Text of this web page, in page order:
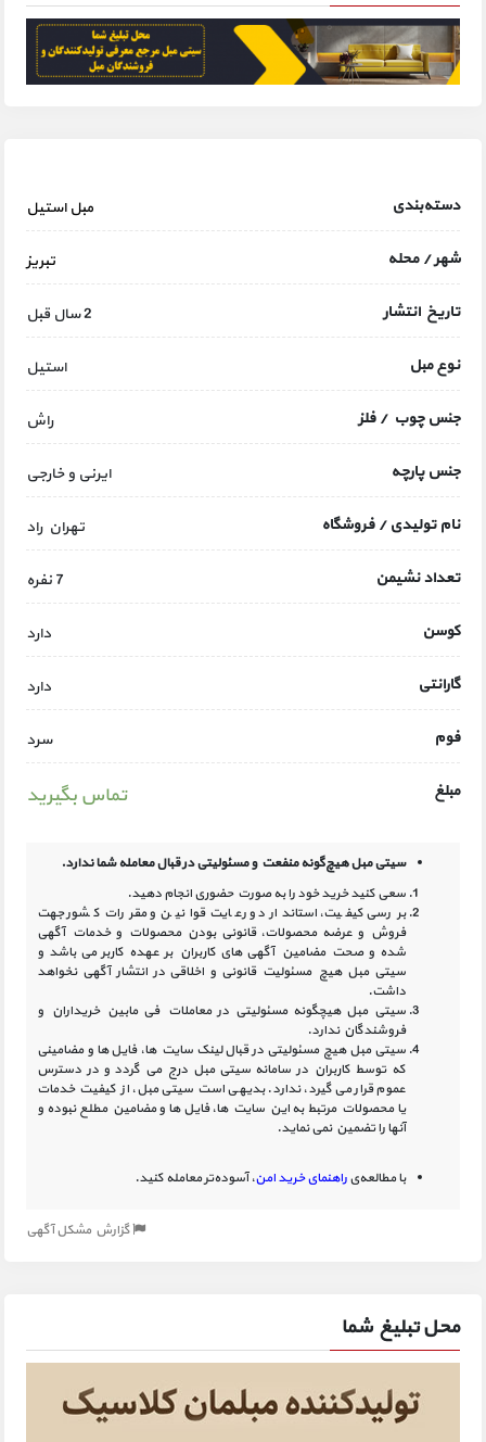
دسته‌بندی مبل استیل
شهر / محله تبریز
تاریخ انتشار 2 سال قبل
نوع مبل استیل
جنس چوب / فلز راش
جنس پارچه ایرنی و خارجی
نام تولیدی / فروشگاه تهران راد
تعداد نشیمن 7 نفره
کوسن دارد
گارانتی دارد
فوم سرد
مبلغ تماس بگیرید
سیتی مبل هیچ‌گونه منفعت و مسئولیتی درقبال معامله شما ندارد.
سعی کنید خرید خود را به صورت حضوری انجام دهید.
بررسی کیفیت، استاندارد و رعایت قوانین و مقررات کشور جهت
فروش و عرضه محصولات، قانونی بودن محصولات و خدمات آگهی
شده و صحت مضامین آگهی‏ های کاربران بر عهده کاربر می باشد و
سیتی مبل هیچ مسئولیت قانونی و اخلاقی در انتشار آگهی نخواهد
داشت.
سیتی مبل هیچگونه مسئولیتی در معاملات فی مابین خریداران و
فروشندگان ندارد.
سیتی مبل هیچ مسئولیتی در قبال لینک‏ سایت ‏ها، فایل ‏ها و مضامینی
که توسط کاربران در سامانه‏ سیتی مبل درج می گردد و در دسترس
عموم قرار می گیرد، ندارد. بدیهی است سیتی مبل، از کیفیت خدمات
یا محصولات مرتبط به این سایت‏ ها، فایل ها و مضامین مطلع نبوده و
آنها را تضمین نمی نماید.
با مطالعه‌یراهنمای خرید امن، آسوده‌تر معامله کنید.
گزارش مشکل آگهی
محل تبلیغ شما